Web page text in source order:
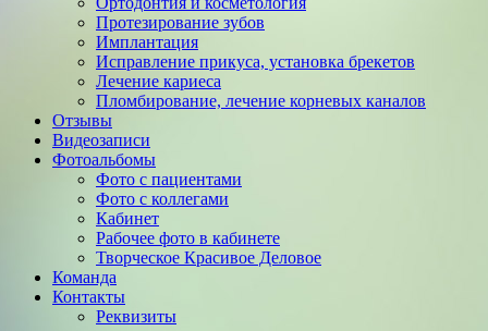
Протезирование зубов
Имплантация
Исправление прикуса, установка брекетов
Лечение кариеса
Пломбирование, лечение корневых каналов
Отзывы
Видеозаписи
Фотоальбомы
Фото с пациентами
Фото с коллегами
Кабинет
Рабочее фото в кабинете
Творческое Красивое Деловое
Команда
Контакты
Реквизиты